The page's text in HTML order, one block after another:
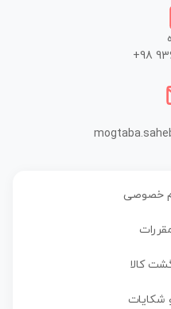
+98
خصوصی
کالا
شکایات